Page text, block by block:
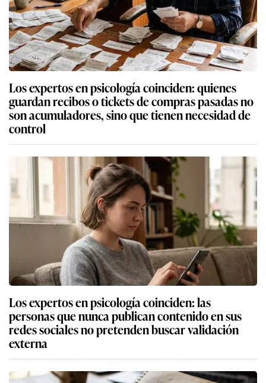
Los expertos en psicología coinciden: quienes
guardan recibos o tickets de compras pasadas no
son acumuladores, sino que tienen necesidad de
control
Los expertos en psicología coinciden: las
personas que nunca publican contenido en sus
redes sociales no pretenden buscar validación
externa